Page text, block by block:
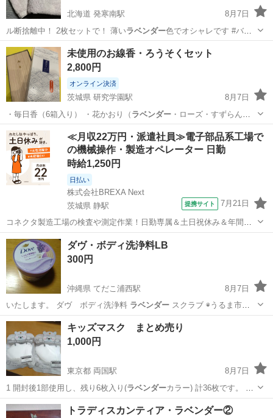
北海道 発寒南駅
8月7日
ル断捨離中！ 2枚セットで！ 薄いラベンダー色でオシャレです #バス
タオル
北海道 札幌市 発寒南駅 家庭用品 バスタオル
未使用のお線香・ろうそくセット
2,800円
オンライン決済
茨城県 研究学園駅
8月7日
・毎日香（6箱入り） ・花かおり（ ラベンダー・ローズ・すずらん）8
箱入り すべ…
茨城 つくば市 研究学園駅 冠婚葬祭 ろうそく
≪月収22万円・派遣社員≫電子部品系工場で
の機械操作・製造オペレーター 日勤
時給1,250円
日払い
株式会社BREXA Next
茨城県 静駅
提携サイト 7月21日
コネクタ製造工場の検査や測定作業！日勤専属＆土日祝休み＆年間休
日128日★クリーンルーム内作業★マイカー通勤OK＆無料駐車場あり
★就業先食堂利用可！日払い制度あり！《茨城県常陸大宮市》 人気の
工場のお仕事 ◇コネクタ製造工...
茨城 常陸大宮市 静駅 その他
ダヴ・ボディ洗浄料LB
300円
沖縄県 てだこ浦西駅
8月7日
いたします。 ダヴ ボディ洗浄料 ラベンダースクラブ ◉うるま市平
良川の指…
沖縄 うるま市 てだこ浦西駅 コスメ/ヘルスケア
キッズマスク まとめ売り
1,000円
東京都 両国駅
8月7日
1 開封後1部使用し、残り6枚入り(ラベンダーカラー) 計36枚です。 サ
イズは表…
東京 墨田区 両国駅
トラディスカンティア・ラベンダー②